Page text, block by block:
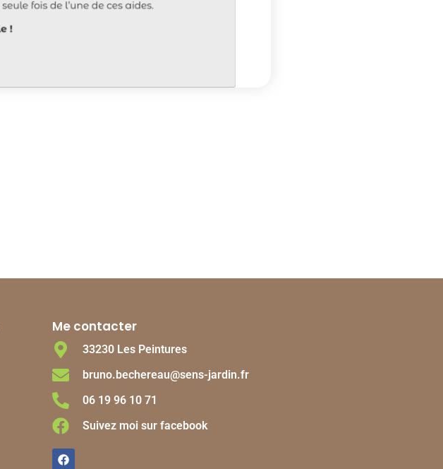
Me contacter
33230 Les Peintures
bruno.bechereau@sens-jardin.fr
06 19 96 10 71
Suivez moi sur facebook